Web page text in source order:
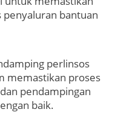
bantuan
perlinsos
memastikan proses
pendampingan
baik.